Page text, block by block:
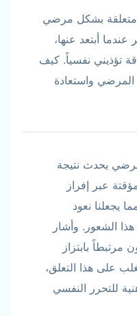
متعلقة بشكل مرضي
أبتعد عنها،
تؤذيني نفسياً. كيف
واستعادة
يحدث نتيجة
عبر إفراز
يجعلنا نعود
الشعور. وأشار
مرتبطاً بابتزاز
على هذا التعلق،
للتحرر النفسي